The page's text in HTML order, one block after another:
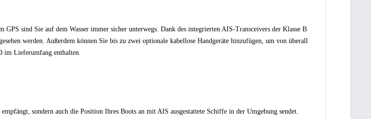
sind Sie auf dem Wasser immer sicher unterwegs. Dank des integrierten AIS-Transceivers der Klasse B
werden. Außerdem können Sie bis zu zwei optionale kabellose Handgeräte hinzufügen, um von überall
im Lieferumfang enthalten.
sondern auch die Position Ihres Boots an mit AIS ausgestattete Schiffe in der Umgebung sendet.